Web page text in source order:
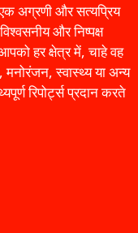
अग्रणी और सत्यप्रिय
और निष्पक्ष
हर क्षेत्र में, चाहे वह
स्वास्थ्य या अन्य
रिपोर्ट्स प्रदान करते